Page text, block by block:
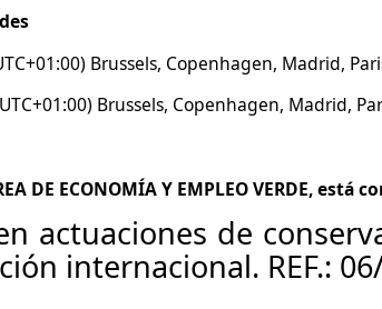
Brussels, Copenhagen, Madrid,
Brussels, Copenhagen, Madrid,
DE ECONOMÍA Y EMPLEO VERDE,
actuaciones de
internacional. REF.: